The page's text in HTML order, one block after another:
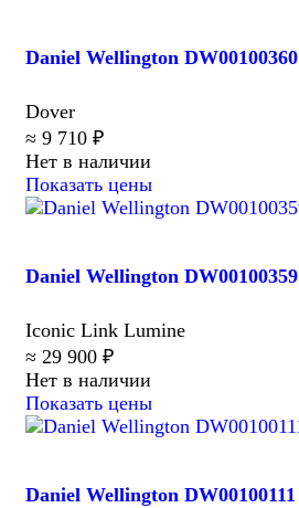
Daniel Wellington DW00100360
Dover
≈ 9 710 ₽
Нет в наличии
Показать цены
Daniel Wellington DW00100359
Iconic Link Lumine
≈ 29 900 ₽
Нет в наличии
Показать цены
Daniel Wellington DW00100111